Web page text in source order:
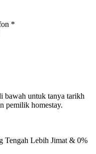
*
bawah untuk tanya tarikh
pemilik homestay.
Tengah Lebih Jimat & 0%